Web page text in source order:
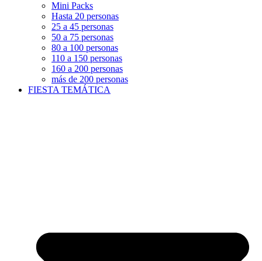
Mini Packs
Hasta 20 personas
25 a 45 personas
50 a 75 personas
80 a 100 personas
110 a 150 personas
160 a 200 personas
más de 200 personas
FIESTA TEMÁTICA